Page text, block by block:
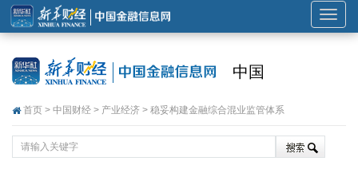
展
开
中国
首页 > 中国财经 > 产业经济 > 稳妥构建金融综合混业监管体系